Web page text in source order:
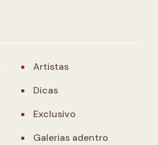
Artistas
Dicas
Exclusivo
Galerias adentro